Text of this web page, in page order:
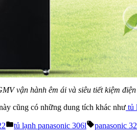
vận hành êm ái và siêu tiết kiệm điện
cũng có những dung tích khác như tủ
Posted
tủ lạnh panasonic 306l Tags:
panasonic